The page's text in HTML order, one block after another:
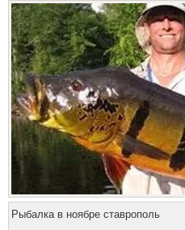
Рыбалка в ноябре ставрополь